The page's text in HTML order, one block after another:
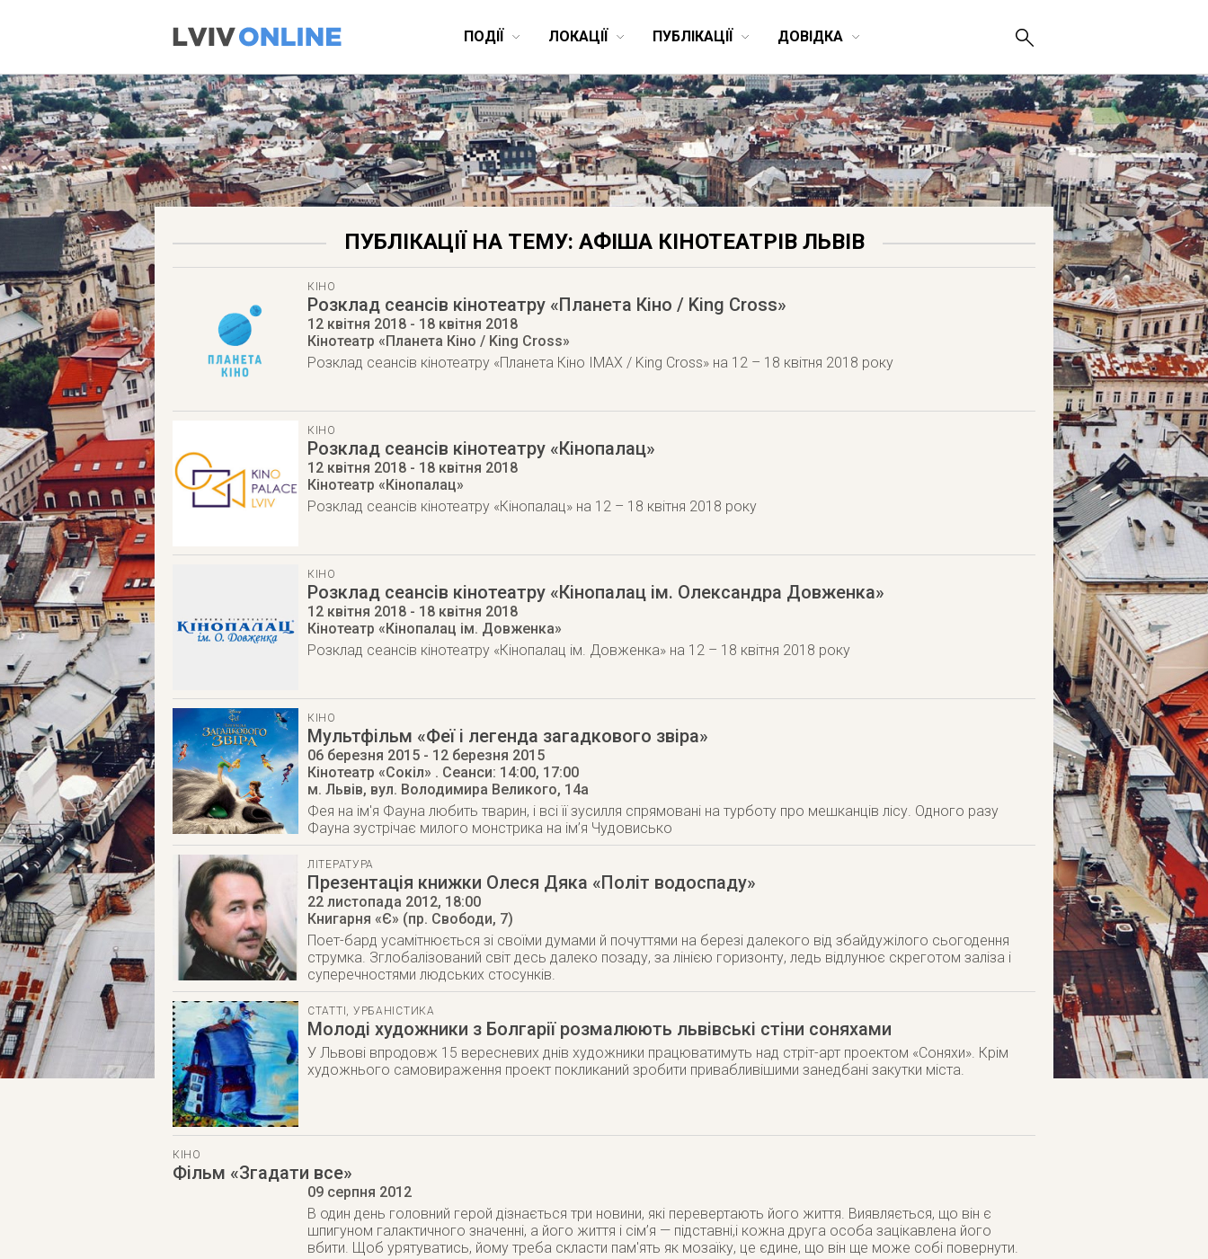
ПОДІЇ ЛОКАЦІЇ ПУБЛІКАЦІЇ ДОВІДКА
ПУБЛІКАЦІЇ НА ТЕМУ: АФІША КІНОТЕАТРІВ ЛЬВІВ
КІНО
Розклад сеансів кінотеатру «Планета Кіно / King Cross»
12 квітня 2018 - 18 квітня 2018
Кінотеатр «Планета Кіно / King Cross»
Розклад сеансів кінотеатру «Планета Кіно IMAX / King Cross» на 12 – 18 квітня 2018 року
КІНО
Розклад сеансів кінотеатру «Кінопалац»
12 квітня 2018 - 18 квітня 2018
Кінотеатр «Кінопалац»
Розклад сеансів кінотеатру «Кінопалац» на 12 – 18 квітня 2018 року
КІНО
Розклад сеансів кінотеатру «Кінопалац ім. Олександра Довженка»
12 квітня 2018 - 18 квітня 2018
Кінотеатр «Кінопалац ім. Довженка»
Розклад сеансів кінотеатру «Кінопалац ім. Довженка» на 12 – 18 квітня 2018 року
КІНО
Мультфільм «Феї і легенда загадкового звіра»
06 березня 2015 - 12 березня 2015
Кінотеатр «Сокіл» . Сеанси: 14:00, 17:00
м. Львів, вул. Володимира Великого, 14а
Фея на ім'я Фауна любить тварин, і всі її зусилля спрямовані на турботу про мешканців лісу. Одного разу
Фауна зустрічає милого монстрика на ім’я Чудовисько
ЛІТЕРАТУРА
Презентація книжки Олеся Дяка «Політ водоспаду»
22 листопада 2012, 18:00
Книгарня «Є» (пр. Свободи, 7)
Поет-бард усамітнюється зі своїми думами й почуттями на березі далекого від збайдужілого сьогодення
струмка. Зглобалізований світ десь далеко позаду, за лінією горизонту, ледь відлунює скреготом заліза і
суперечностями людських стосунків.
СТАТТІ , УРБАНІСТИКА
Молоді художники з Болгарії розмалюють львівські стіни соняхами
У Львові впродовж 15 вересневих днів художники працюватимуть над стріт-арт проектом «Соняхи». Крім
художнього самовираження проект покликаний зробити привабливішими занедбані закутки міста.
КІНО
Фільм «Згадати все»
09 серпня 2012
В один день головний герой дізнається три новини, які перевертають його життя. Виявляється, що він є
шпигуном галактичного значенні, а його життя і сім’я — підставні,і кожна друга особа зацікавлена його
вбити. Щоб урятуватись, йому треба скласти пам'ять як мозаїку, це єдине, що він ще може собі повернути.